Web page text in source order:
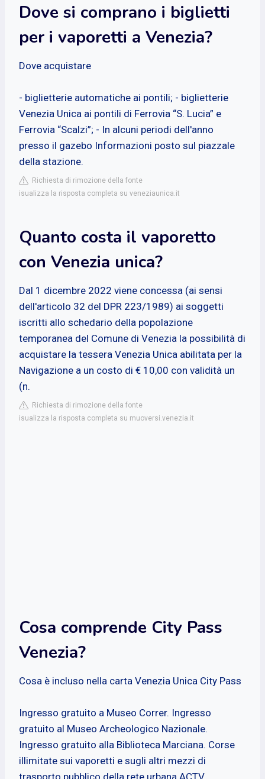
Dove si comprano i biglietti
per i vaporetti a Venezia?
Dove acquistare
- biglietterie automatiche ai pontili; - biglietterie
Venezia Unica ai pontili di Ferrovia “S. Lucia” e
Ferrovia “Scalzi”; - In alcuni periodi dell'anno
presso il gazebo Informazioni posto sul piazzale
della stazione.
Richiesta di rimozione della fonte
isualizza la risposta completa su veneziaunica.it
Quanto costa il vaporetto
con Venezia unica?
Dal 1 dicembre 2022 viene concessa (ai sensi
dell'articolo 32 del DPR 223/1989) ai soggetti
iscritti allo schedario della popolazione
temporanea del Comune di Venezia la possibilità di
acquistare la tessera Venezia Unica abilitata per la
Navigazione a un costo di € 10,00 con validità un
(n.
Richiesta di rimozione della fonte
isualizza la risposta completa su muoversi.venezia.it
Cosa comprende City Pass
Venezia?
Cosa è incluso nella carta Venezia Unica City Pass
Ingresso gratuito a Museo Correr. Ingresso
gratuito al Museo Archeologico Nazionale.
Ingresso gratuito alla Biblioteca Marciana. Corse
illimitate sui vaporetti e sugli altri mezzi di
trasporto pubblico della rete urbana ACTV.